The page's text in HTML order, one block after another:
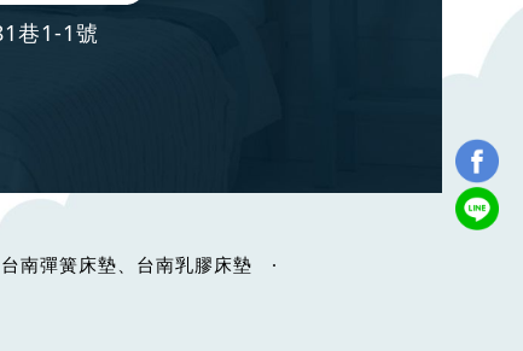
巷1-1號
南彈簧床墊、台南乳膠床墊 ·